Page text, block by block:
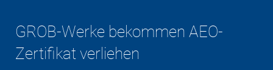
GROB-Werke bekommen AEO-
Zertifikat verliehen